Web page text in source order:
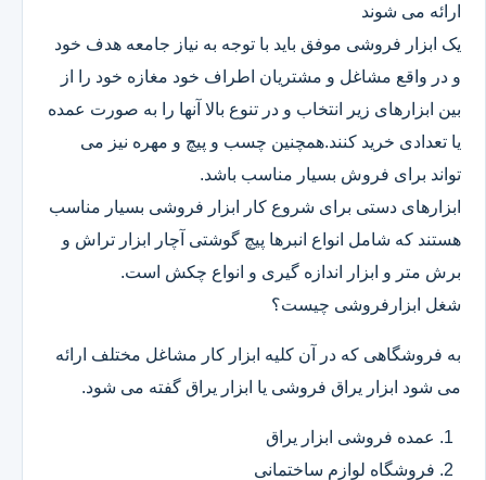
ارائه می شوند
یک ابزار فروشی موفق باید با توجه به نیاز جامعه هدف خود
و در واقع مشاغل و مشتریان اطراف خود مغازه خود را از
بین ابزارهای زیر انتخاب و در تنوع بالا آنها را به صورت عمده
یا تعدادی خرید کنند.همچنین چسب و پیچ و مهره نیز می
تواند برای فروش بسیار مناسب باشد.
ابزارهای دستی برای شروع کار ابزار فروشی بسیار مناسب
هستند که شامل انواع انبرها پیچ گوشتی آچار ابزار تراش و
برش متر و ابزار اندازه گیری و انواع چکش است.
شغل ابزارفروشی چیست؟
به فروشگاهی که در آن کلیه ابزار کار مشاغل مختلف ارائه
می شود ابزار یراق فروشی یا ابزار یراق گفته می شود.
عمده فروشی ابزار یراق
فروشگاه لوازم ساختمانی